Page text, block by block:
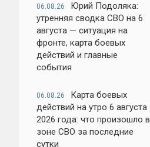
06.08.26
Юрий Подоляка:
утренняя сводка СВО на 6
августа — ситуация на
фронте, карта боевых
действий и главные
события
06.08.26
Карта боевых
действий на утро 6 августа
2026 года: что произошло в
зоне СВО за последние
сутки